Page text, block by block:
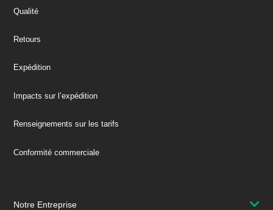
Qualité
Retours
Expédition
Impacts sur l’expédition
Renseignements sur les tarifs
Conformité commerciale
Notre Entreprise